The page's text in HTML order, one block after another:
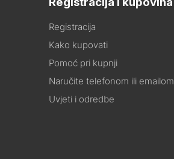
Registracija
Kako kupovati
Pomoć pri kupnji
Naručite telefonom ili emailom
Uvjeti i odredbe